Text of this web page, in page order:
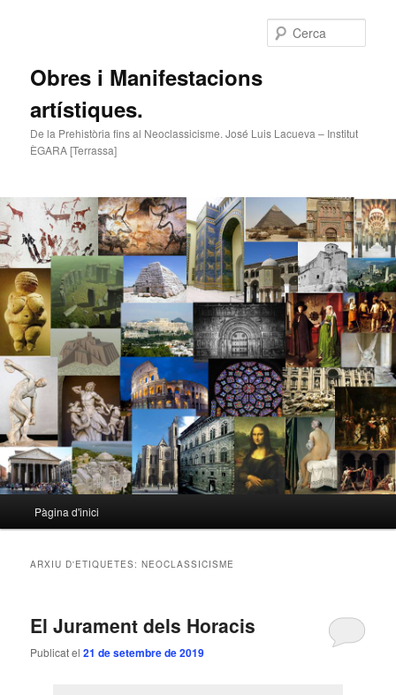
Obres i Manifestacions
artístiques.
De la Prehistòria fins al Neoclassicisme. José Luis Lacueva – Institut
ÈGARA [Terrassa]
principal
Aneu
principal
Aneu
secundari
Pàgina d'inici
ARXIU D'ETIQUETES:NEOCLASSICISME
El Jurament dels Horacis
Publicat el21 de setembre de 2019